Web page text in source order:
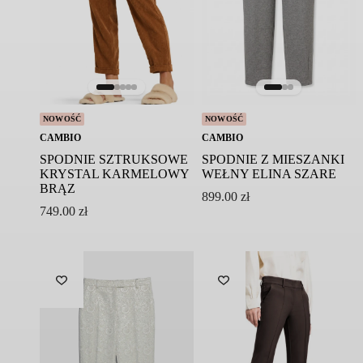
NOWOŚĆ
CAMBIO
SPODNIE SZTRUKSOWE
KRYSTAL KARMELOWY
BRĄZ
749.00 zł
NOWOŚĆ
CAMBIO
SPODNIE Z MIESZANKI
WEŁNY ELINA SZARE
899.00 zł